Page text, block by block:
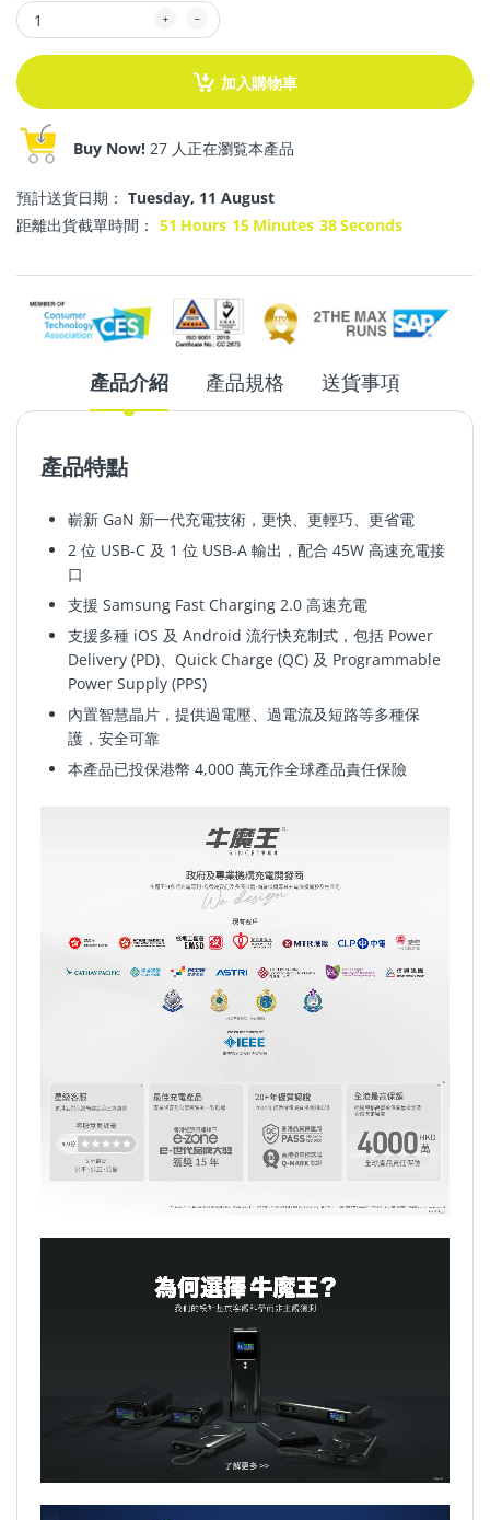
加入購物車
Buy Now! 27 人正在瀏覧本產品
預計送貨日期： Tuesday, 11 August
距離出貨截單時間： 51 Hours 15 Minutes 37Seconds
產品介紹 產品規格 送貨事項
產品特點
嶄新 GaN 新一代充電技術， 更快、 更輕巧、 更省電
2 位 USB-C 及 1 位 USB-A 輸出，配合 45W 高速充電接
口
支援 Samsung Fast Charging 2.0 高速充電
支援多種 iOS 及 Android 流行快充制式，包括 Power
Delivery (PD)、Quick Charge (QC) 及 Programmable
Power Supply (PPS)
內置智慧晶片，提供過電壓
過電流及短路等多種保
護，安全可靠
本產品已投保港幣 4,000 萬元作全球產品責任保險